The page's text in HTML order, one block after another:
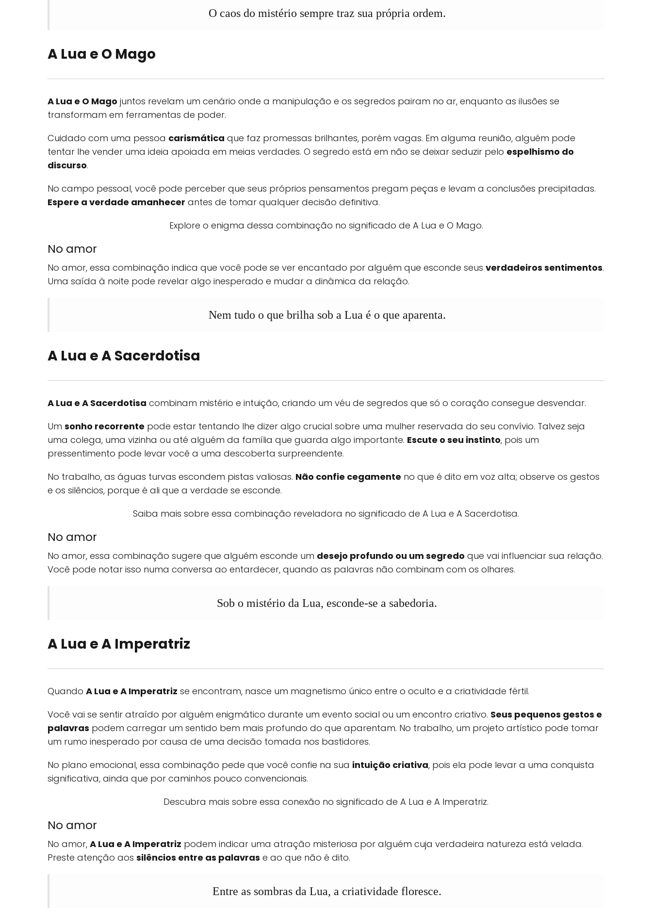
O caos do mistério sempre traz sua própria ordem.
A Lua e O Mago
A Lua e O Mago juntos revelam um cenário onde a manipulação e os segredos pairam no ar, enquanto as ilusões se
transformam em ferramentas de poder.
Cuidado com uma pessoa carismática que faz promessas brilhantes, porém vagas. Em alguma reunião, alguém pode
tentar lhe vender uma ideia apoiada em meias verdades. O segredo está em não se deixar seduzir pelo espelhismo do
discurso.
No campo pessoal, você pode perceber que seus próprios pensamentos pregam peças e levam a conclusões precipitadas.
Espere a verdade amanhecer antes de tomar qualquer decisão definitiva.
Explore o enigma dessa combinação no significado de A Lua e O Mago.
No amor
No amor, essa combinação indica que você pode se ver encantado por alguém que esconde seus verdadeiros sentimentos.
Uma saída à noite pode revelar algo inesperado e mudar a dinâmica da relação.
Nem tudo o que brilha sob a Lua é o que aparenta.
A Lua e A Sacerdotisa
A Lua e A Sacerdotisa combinam mistério e intuição, criando um véu de segredos que só o coração consegue desvendar.
Um sonho recorrente pode estar tentando lhe dizer algo crucial sobre uma mulher reservada do seu convívio. Talvez seja
uma colega, uma vizinha ou até alguém da família que guarda algo importante. Escute o seu instinto, pois um
pressentimento pode levar você a uma descoberta surpreendente.
No trabalho, as águas turvas escondem pistas valiosas. Não confie cegamente no que é dito em voz alta; observe os gestos
e os silêncios, porque é ali que a verdade se esconde.
Saiba mais sobre essa combinação reveladora no significado de A Lua e A Sacerdotisa.
No amor
No amor, essa combinação sugere que alguém esconde um desejo profundo ou um segredo que vai influenciar sua relação.
Você pode notar isso numa conversa ao entardecer, quando as palavras não combinam com os olhares.
Sob o mistério da Lua, esconde-se a sabedoria.
A Lua e A Imperatriz
Quando A Lua e A Imperatriz se encontram, nasce um magnetismo único entre o oculto e a criatividade fértil.
Você vai se sentir atraído por alguém enigmático durante um evento social ou um encontro criativo. Seus pequenos gestos e
palavras podem carregar um sentido bem mais profundo do que aparentam. No trabalho, um projeto artístico pode tomar
um rumo inesperado por causa de uma decisão tomada nos bastidores.
No plano emocional, essa combinação pede que você confie na sua intuição criativa, pois ela pode levar a uma conquista
significativa, ainda que por caminhos pouco convencionais.
Descubra mais sobre essa conexão no significado de A Lua e A Imperatriz.
No amor
No amor, A Lua e A Imperatriz podem indicar uma atração misteriosa por alguém cuja verdadeira natureza está velada.
Preste atenção aos silêncios entre as palavras e ao que não é dito.
Entre as sombras da Lua, a criatividade floresce.